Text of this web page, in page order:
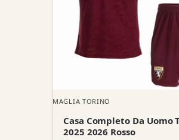
MAGLIA TORINO
Casa Completo Da Uomo
2025 2026 Rosso